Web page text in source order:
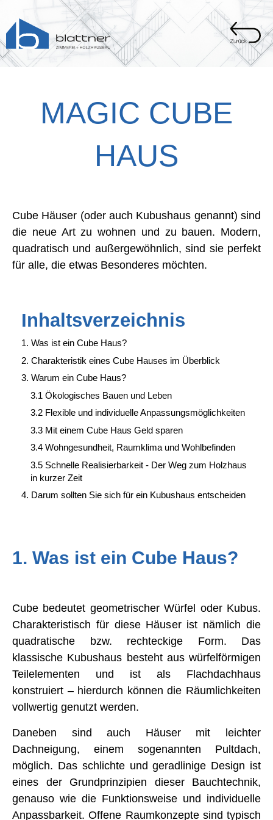
Inhalt
springen
MAGIC CUBE
HAUS
Cube Häuser (oder auch Kubushaus genannt) sind
die neue Art zu wohnen und zu bauen. Modern,
quadratisch und außergewöhnlich, sind sie perfekt
für alle, die etwas Besonderes möchten.
Inhaltsverzeichnis
1. Was ist ein Cube Haus?
2. Charakteristik eines Cube Hauses im Überblick
3. Warum ein Cube Haus?
3.1 Ökologisches Bauen und Leben
3.2 Flexible und individuelle Anpassungsmöglichkeiten
3.3 Mit einem Cube Haus Geld sparen
3.4 Wohngesundheit, Raumklima und Wohlbefinden
3.5 Schnelle Realisierbarkeit - Der Weg zum Holzhaus
in kurzer Zeit
4. Darum sollten Sie sich für ein Kubushaus entscheiden
1. Was ist ein Cube Haus?
Cube bedeutet geometrischer Würfel oder Kubus.
Charakteristisch für diese Häuser ist nämlich die
quadratische bzw. rechteckige Form. Das
klassische Kubushaus besteht aus würfelförmigen
Teilelementen und ist als Flachdachhaus
konstruiert – hierdurch können die Räumlichkeiten
vollwertig genutzt werden.
Daneben sind auch Häuser mit leichter
Dachneigung, einem sogenannten Pultdach,
möglich. Das schlichte und geradlinige Design ist
eines der Grundprinzipien dieser Bauchtechnik,
genauso wie die Funktionsweise und individuelle
Anpassbarkeit. Offene Raumkonzepte sind typisch